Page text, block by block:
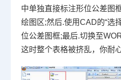
中单独直接标注形位公差图
绘图区 ;然后.使用CAD的“选
位公差图框;最后.切换至
这时整个表格被挤乱，你耐